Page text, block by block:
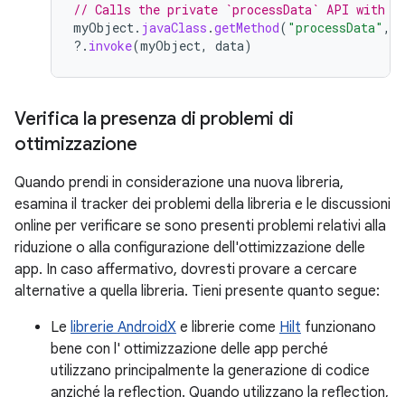
// Calls the private `processData` API with
myObject. javaClass .getMethod( "processData" ,
?. invoke(myObject, data)
Verifica la presenza di problemi di
ottimizzazione
Quando prendi in considerazione una nuova libreria,
esamina il tracker dei problemi della libreria e le discussioni
online per verificare se sono presenti problemi relativi alla
riduzione o alla configurazione dell'ottimizzazione delle
app. In caso affermativo, dovresti provare a cercare
alternative a quella libreria. Tieni presente quanto segue:
Le librerie AndroidX e librerie come Hilt funzionano
bene con l' ottimizzazione delle app perché
utilizzano principalmente la generazione di codice
anziché la reflection. Quando utilizzano la reflection,